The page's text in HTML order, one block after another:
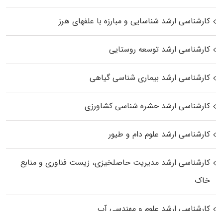
کارشناسی ارشد شناسایی و مبارزه با علفهای هرز
کارشناسی ارشد توسعه روستایی
کارشناسی ارشد بیماری‌ شناسی گیاهی
کارشناسی ارشد حشره‌ شناسی کشاورزی
کارشناسی ارشد علوم دام و طیور
کارشناسی ارشد مدیریت حاصلخیزی، زیست فناوری و منابع
خاک